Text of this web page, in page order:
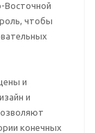
Восточной
чтобы
и
и
конечных